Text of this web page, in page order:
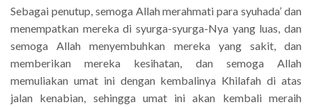
Sebagai penutup, semoga Allah merahmati para syuhada’ dan
menempatkan mereka di syurga-syurga-Nya yang luas, dan
semoga Allah menyembuhkan mereka yang sakit, dan
memberikan mereka kesihatan, dan semoga Allah
memuliakan umat ini dengan kembalinya Khilafah di atas
jalan kenabian, sehingga umat ini akan kembali meraih